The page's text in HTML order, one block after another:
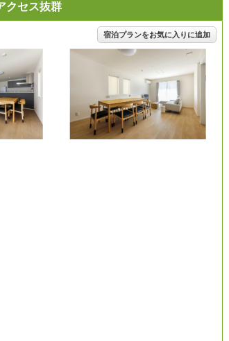
クセス抜群
宿泊プランをお気に入りに追加